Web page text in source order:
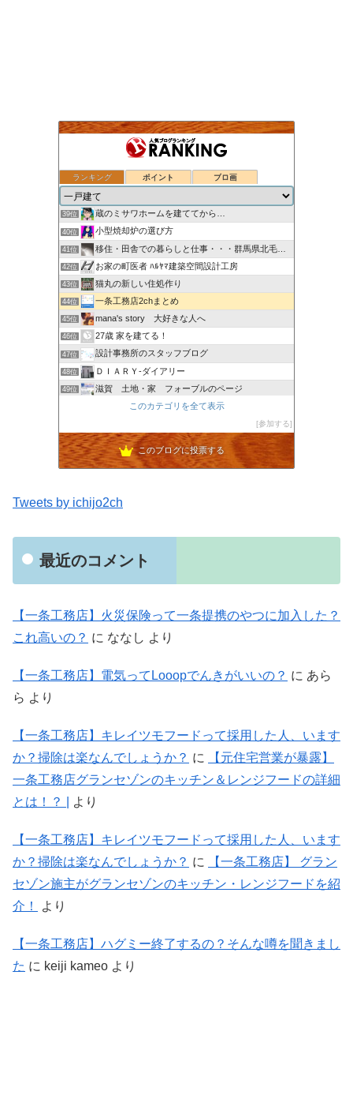
ランキング ポイント ブロ画
37位 注文住宅ってわからないことばかりですが、なにか？in東京
38位 ローコスト住宅（秀光ビルド）で家を建てる
39位 蔵のミサワホームを建ててから…
40位 小型焼却炉の選び方
41位 移住・田舎での暮らしと仕事・・・群馬県北毛みなかみエリア
42位 お家の町医者 ﾊﾙﾔﾏ建築空間設計工房
43位 猫丸の新しい住処作り
44位 一条工務店2chまとめ
45位 mana's story 大好きな人へ
46位 27歳 家を建てる！
47位 設計事務所のスタッフブログ
48位 ＤＩＡＲＹ-ダイアリー
49位 滋賀 土地・家 フォーブルのページ
シバ家ブログ＠注文住宅の金額を公開していきます
風水を取り入れたブラック＆ホワイトな家とインテリア
このカテゴリを全て表示
参加する
このブログに投票する
Tweets by ichijo2ch
最近のコメント
【一条工務店】火災保険って一条提携のやつに加入した？
これ高いの？ に ななし より
【一条工務店】電気ってLooopでんきがいいの？ に あら
ら より
【一条工務店】キレイツモフードって採用した人、います
か？掃除は楽なんでしょうか？ に
【元住宅営業が暴露】
一条工務店グランセゾンのキッチン＆レンジフードの詳細
とは！？ |
より
【一条工務店】キレイツモフードって採用した人、います
か？掃除は楽なんでしょうか？ に
【一条工務店】 グラン
セゾン施主がグランセゾンのキッチン・レンジフードを紹
介！
より
【一条工務店】ハグミー終了するの？そんな噂を聞きまし
た に keiji kameo より